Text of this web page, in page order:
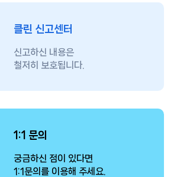
클린 신고센터
신고하신 내용은
철저히 보호됩니다.
1:1 문의
궁금하신 점이 있다면
1:1문의를 이용해 주세요.